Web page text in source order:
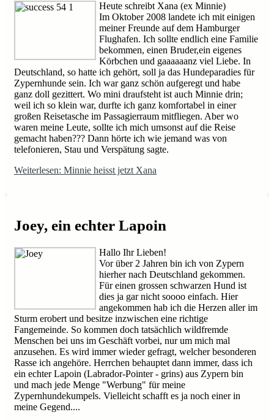
Heute schreibt Xana (ex Minnie)
Im Oktober 2008 landete ich mit einigen
meiner Freunde auf dem Hamburger
Flughafen. Ich sollte endlich eine Familie
bekommen, einen Bruder,ein eigenes
Körbchen und gaaaaaanz viel Liebe. In
Deutschland, so hatte ich gehört, soll ja das Hundeparadies für
Zypernhunde sein. Ich war ganz schön aufgeregt und habe
ganz doll gezittert. Wo mini draufsteht ist auch Minnie drin;
weil ich so klein war, durfte ich ganz komfortabel in einer
großen Reisetasche im Passagierraum mitfliegen. Aber wo
waren meine Leute, sollte ich mich umsonst auf die Reise
gemacht haben??? Dann hörte ich wie jemand was von
telefonieren, Stau und Verspätung sagte.
Weiterlesen: Minnie heisst jetzt Xana
Joey, ein echter Lapoin
Hallo Ihr Lieben!
Vor über 2 Jahren bin ich von Zypern
hierher nach Deutschland gekommen.
Für einen grossen schwarzen Hund ist
dies ja gar nicht soooo einfach. Hier
angekommen hab ich die Herzen aller im
Sturm erobert und besitze inzwischen eine richtige
Fangemeinde. So kommen doch tatsächlich wildfremde
Menschen bei uns im Geschäft vorbei, nur um mich mal
anzusehen. Es wird immer wieder gefragt, welcher besonderen
Rasse ich angehöre. Herrchen behauptet dann immer, dass ich
ein echter Lapoin (Labrador-Pointer - grins) aus Zypern bin
und mach jede Menge "Werbung" für meine
Zypernhundekumpels. Vielleicht schafft es ja noch einer in
meine Gegend....